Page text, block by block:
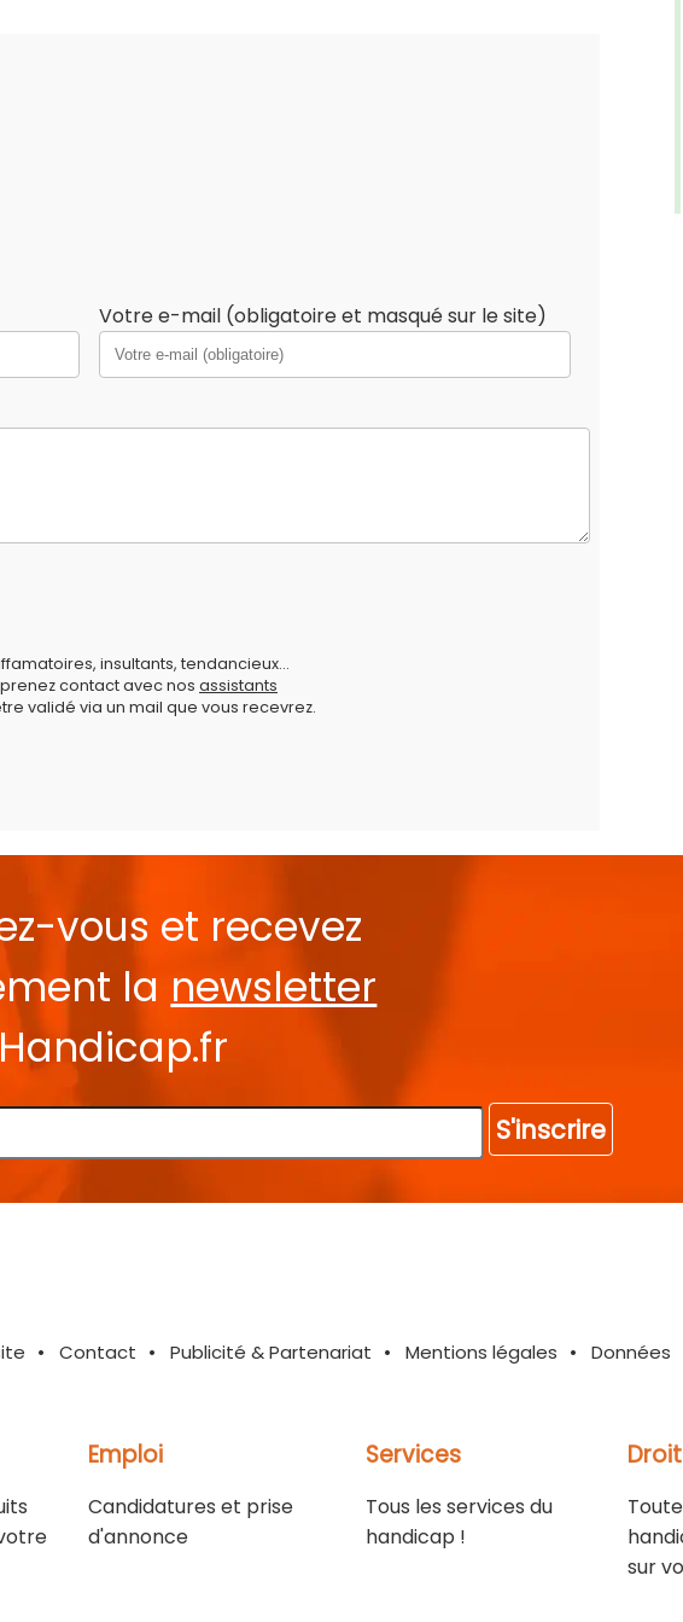
Votre e-mail (obligatoire et masqué sur le site)
insultants, tendancieux...
contact avec nos assistants
validé via un mail que vous recevrez.
vous et recevez
la newsletter
Handicap.fr
S'inscrire
Contact Publicité & Partenariat Mentions légales Données
Emploi
Candidatures et prise
d'annonce
Services
Tous les services du
handicap !
sur